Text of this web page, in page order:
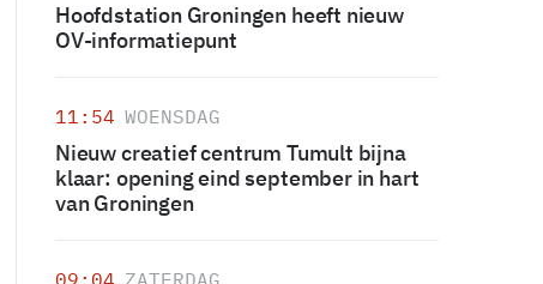
Hoofdstation Groningen heeft nieuw
OV-informatiepunt
11:54 WOENSDAG
Nieuw creatief centrum Tumult bijna
klaar: opening eind september in hart
van Groningen
09:04 ZATERDAG